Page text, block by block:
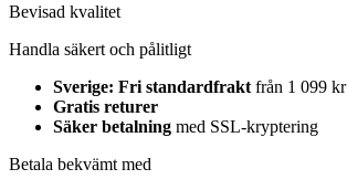
Bevisad kvalitet
Handla säkert och pålitligt
Sverige: Fri standardfrakt från 1 099 kr
Gratis returer
Säker betalning med SSL-kryptering
Betala bekvämt med